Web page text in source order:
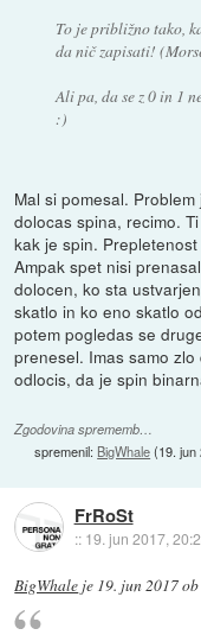
To je približno tako,
da nič zapisati!
Ali pa, da se z 0 in 1
:)
Mal si pomesal.
dolocas spina, recimo.
kak je spin.
Ampak spet nisi
dolocen, ko sta
skatlo in ko eno skatlo
potem pogledas se
prenesel. Imas samo
odlocis, da je spin
Zgodovina sprememb…
spremenil: BigWhale(19.
FrRoSt
:: 19. jun 2017,
BigWhale je 19. jun 2017